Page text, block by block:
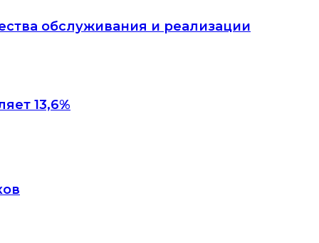
обслуживания и реализации
13,6%